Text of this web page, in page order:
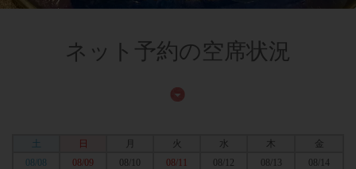
ネット予約の空席状況
土 日 火 水 木
金
08/08
08/09 08/11 08/12 08/13 08/14